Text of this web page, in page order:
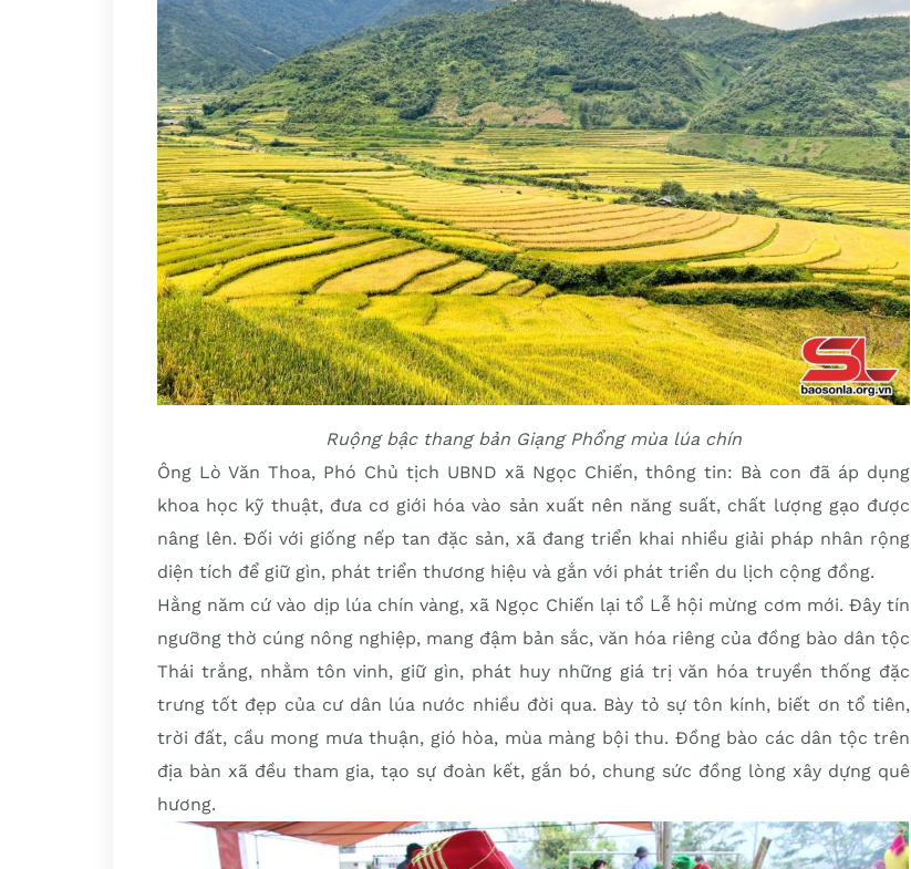
Ruộng bậc thang bản Giạng Phổng mùa lúa chín
Ông Lò Văn Thoa, Phó Chủ tịch UBND xã Ngọc Chiến, thông tin: Bà con đã áp dụng
khoa học kỹ thuật, đưa cơ giới hóa vào sản xuất nên năng suất, chất lượng gạo được
nâng lên. Đối với giống nếp tan đặc sản, xã đang triển khai nhiều giải pháp nhân rộng
diện tích để giữ gìn, phát triển thương hiệu và gắn với phát triển du lịch cộng đồng.
Hằng năm cứ vào dịp lúa chín vàng, xã Ngọc Chiến lại tổ Lễ hội mừng cơm mới. Đây tín
ngưỡng thờ cúng nông nghiệp, mang đậm bản sắc, văn hóa riêng của đồng bào dân tộc
Thái trắng, nhằm tôn vinh, giữ gìn, phát huy những giá trị văn hóa truyền thống đặc
trưng tốt đẹp của cư dân lúa nước nhiều đời qua. Bày tỏ sự tôn kính, biết ơn tổ tiên,
trời đất, cầu mong mưa thuận, gió hòa, mùa màng bội thu. Đồng bào các dân tộc trên
địa bàn xã đều tham gia, tạo sự đoàn kết, gắn bó, chung sức đồng lòng xây dựng quê
hương.